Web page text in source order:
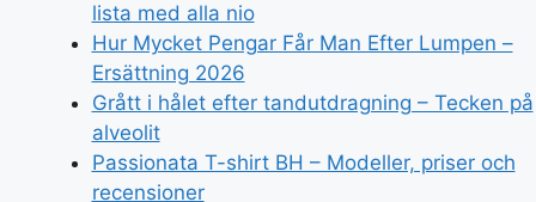
lista med alla nio
Hur Mycket Pengar Får Man Efter Lumpen –
Ersättning 2026
Grått i hålet efter tandutdragning – Tecken på
alveolit
Passionata T-shirt BH – Modeller, priser och
recensioner